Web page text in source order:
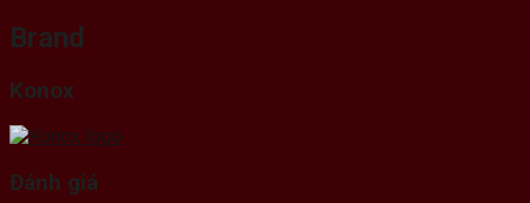
Brand
Konox
Đánh giá